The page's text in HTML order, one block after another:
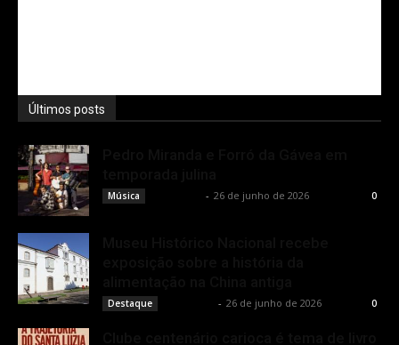
Últimos posts
Música - 26 de junho de 2026 0
Destaque - 26 de junho de 2026 0